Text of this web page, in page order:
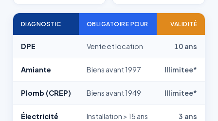
DIAGNOSTIC OBLIGATOIRE POUR VALIDITÉ
DPE Vente et location 10 ans
Amiante Biens avant 1997 Illimitee*
Plomb (CREP) Biens avant 1949 Illimitee*
Électricité Installation > 15 ans 3 ans